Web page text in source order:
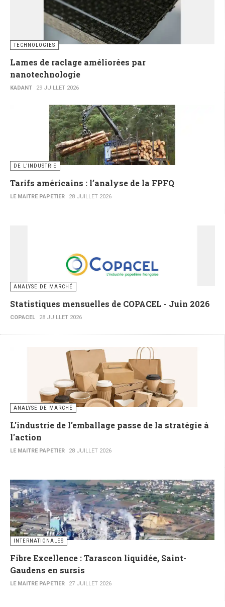
TECHNOLOGIES
Lames de raclage améliorées par
nanotechnologie
KADANT 29 JUILLET 2026
DE L’INDUSTRIE
Tarifs américains : l’analyse de la FPFQ
LE MAITRE PAPETIER 28 JUILLET 2026
ANALYSE DE MARCHÉ
Statistiques mensuelles de COPACEL - Juin 2026
COPACEL 28 JUILLET 2026
ANALYSE DE MARCHÉ
L'industrie de l'emballage passe de la stratégie à
l'action
LE MAITRE PAPETIER 28 JUILLET 2026
INTERNATIONALES
Fibre Excellence : Tarascon liquidée, Saint-
Gaudens en sursis
LE MAITRE PAPETIER 27 JUILLET 2026